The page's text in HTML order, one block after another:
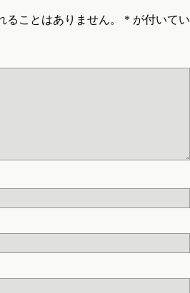
ることはありません。 * が付いてい